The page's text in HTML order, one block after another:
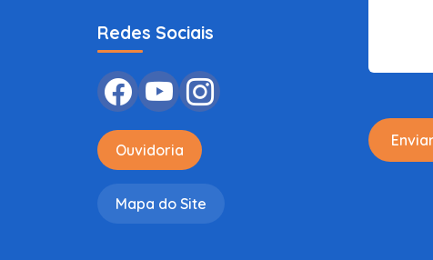
Redes Sociais
Ouvidoria
Mapa do Site